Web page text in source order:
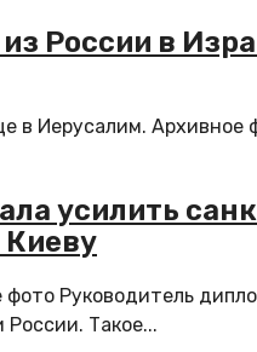
России в
в Иерусалим. Архивное
усилить
Киеву
фото Руководитель
Такое...